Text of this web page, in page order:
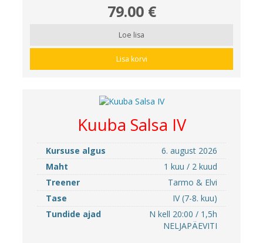
79.00 €
Loe lisa
Lisa korvi
Kuuba Salsa IV
Kursuse algus
6. august 2026
Maht
1 kuu / 2 kuud
Treener
Tarmo & Elvi
Tase
IV (7-8. kuu)
Tundide ajad
N kell 20:00 / 1,5h
NELJAPÄEVITI